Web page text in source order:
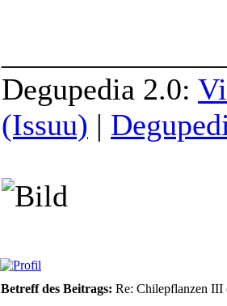
Degupedia 2.0:
(Issuu) |
Betreff des Beitrags: Re: Chilepflanzen